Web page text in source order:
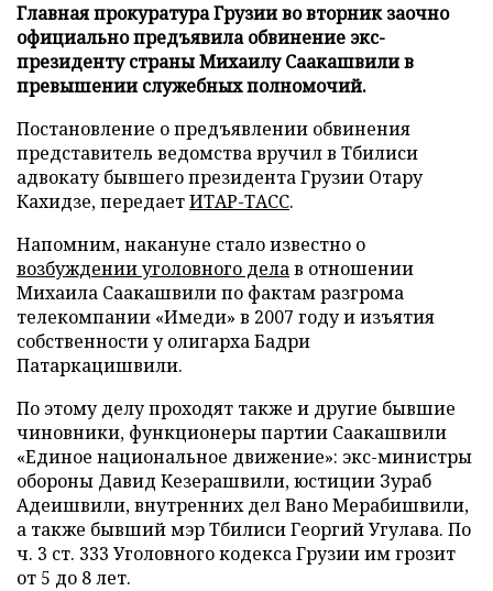
Главная прокуратура Грузии во вторник заочно
официально предъявила обвинение экс-
президенту страны Михаилу Саакашвили в
превышении служебных полномочий.
Постановление о предъявлении обвинения
представитель ведомства вручил в Тбилиси
адвокату бывшего президента Грузии Отару
Кахидзе, передаетИТАР-ТАСС.
Напомним, накануне стало известно о
возбуждении уголовного делав отношении
Михаила Саакашвили по фактам разгрома
телекомпании «Имеди» в 2007 году и изъятия
собственности у олигарха Бадри
Патаркацишвили.
По этому делу проходят также и другие бывшие
чиновники, функционеры партии Саакашвили
«Единое национальное движение»: экс-министры
обороны Давид Кезерашвили, юстиции Зураб
Адеишвили, внутренних дел Вано Мерабишвили,
а также бывший мэр Тбилиси Георгий Угулава. По
ч. 3 ст. 333 Уголовного кодекса Грузии им грозит
от 5 до 8 лет.